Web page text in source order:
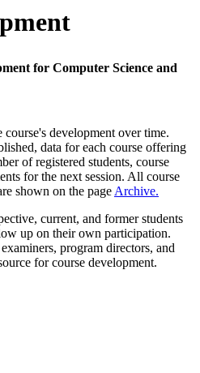
for Computer Science and
development over time.
data for each course offering
of registered students, course
for the next session. All course
shown on the page Archive.
current, and former students
up on their own participation.
program directors, and
for course development.